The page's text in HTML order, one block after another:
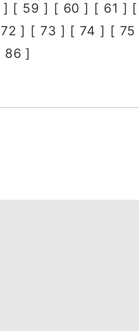
] [ 59 ] [ 60 ] [ 61 ] [
72 ] [ 73 ] [74 ] [ 75
86 ]